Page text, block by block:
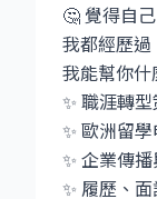
🤔 覺得自
我都經歷過
我能幫你什
✨ 職涯轉
✨ 歐洲留
✨ 企業傳
✨ 履歷、